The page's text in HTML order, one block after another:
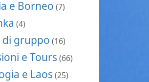
e Borneo (7)
(4)
di gruppo (16)
e Tours (66)
e Laos (25)